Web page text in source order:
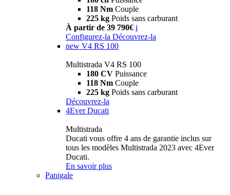
118 Nm Couple
225 kg Poids sans carburant
À partir de 39 790€ i
Configurez-la Découvrez-la
new V4 RS 100
Multistrada V4 RS 100
180 CV Puissance
118 Nm Couple
225 kg Poids sans carburant
Découvrez-la
4Ever Ducati
Multistrada
Ducati vous offre 4 ans de garantie inclus sur
tous les modèles Multistrada 2023 avec 4Ever
Ducati.
En savoir plus
Panigale